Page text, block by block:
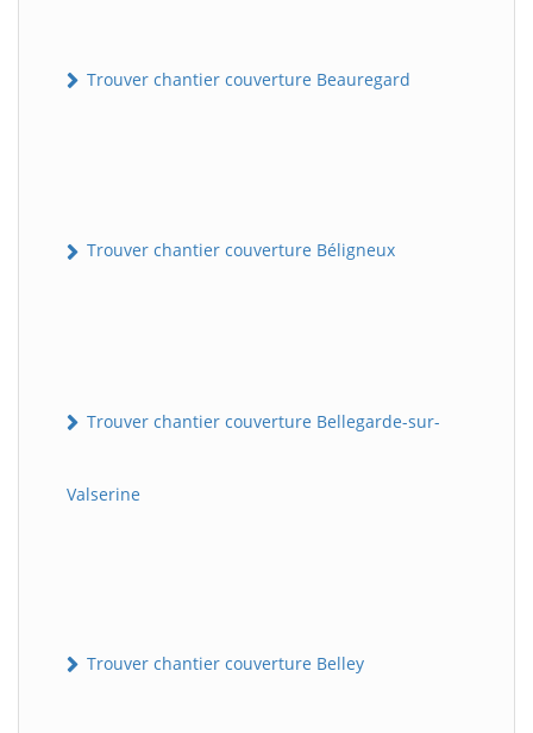
Trouver chantier couverture Beauregard
Trouver chantier couverture Béligneux
Trouver chantier couverture Bellegarde-sur-
Valserine
Trouver chantier couverture Belley